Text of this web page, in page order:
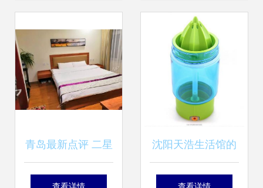
票
青岛最新点评 二星
级酒店性价比排行
沈阳天浩生活馆的
相册 柠檬杯3的清